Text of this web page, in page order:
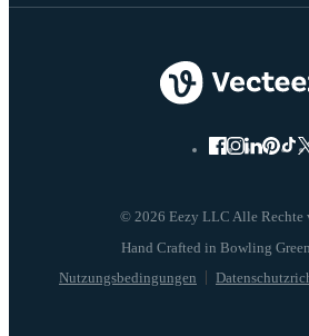
© 2026 Eezy LLC Alle Rechte
Nutzungsbedingungen